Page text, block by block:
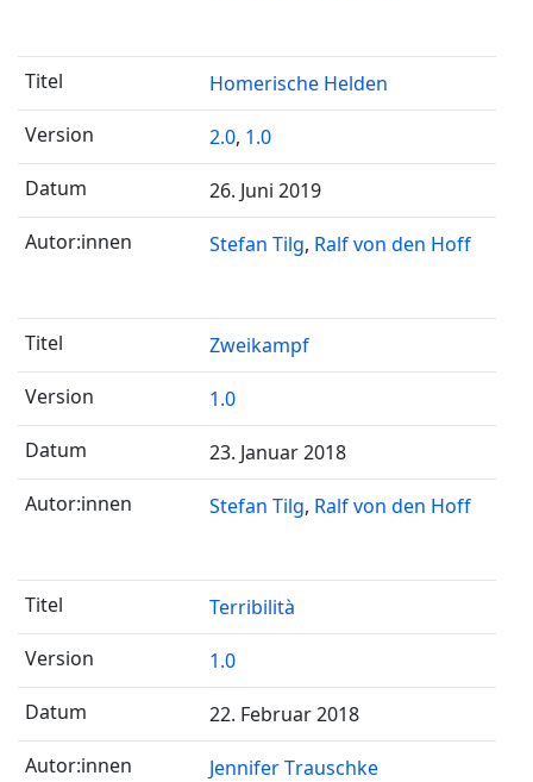
Homerische Helden
2.0, 1.0
26. Juni 2019
Stefan Tilg Ralf von den Hoff
Zweikampf
1.0
23. Januar 2018
Stefan Tilg Ralf von den Hoff
Terribilità
1.0
22. Februar 2018
Jennifer Trauschke